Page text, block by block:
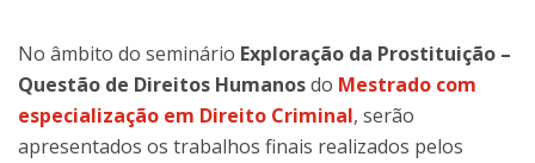
No âmbito do seminário Exploração da Prostituição –
Questão de Direitos Humanosdo Mestrado com
especialização em Direito Criminal, serão
apresentados os trabalhos finais realizados pelos